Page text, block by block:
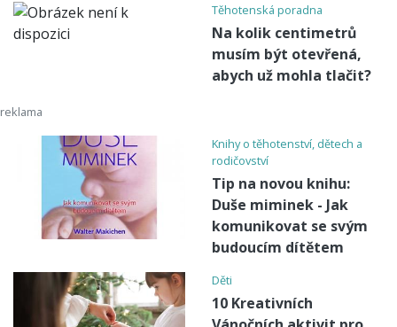
Těhotenská poradna
Na kolik centimetrů
musím být otevřená,
abych už mohla tlačit?
Knihy o těhotenství, dětech a
rodičovství
Tip na novou knihu:
Duše miminek - Jak
komunikovat se svým
budoucím dítětem
Děti
10 Kreativních